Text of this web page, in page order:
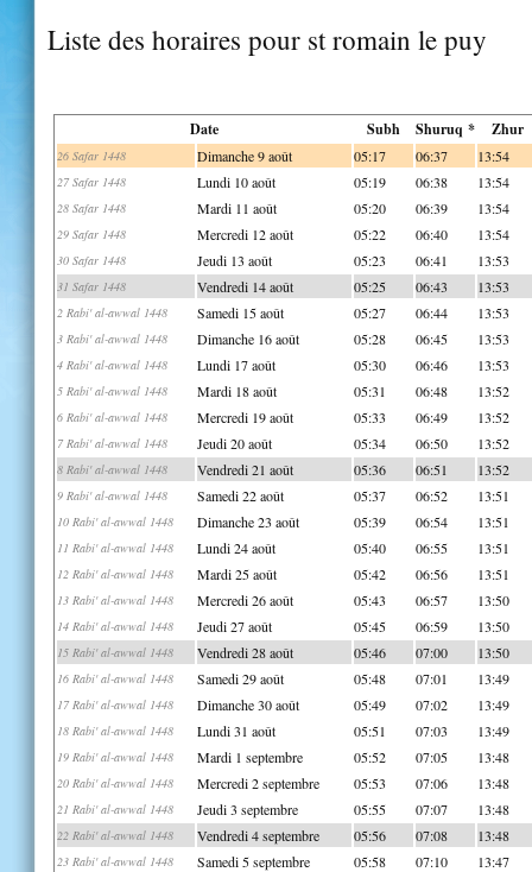
Liste des horaires pour st romain le puy
Date Subh Shuruq * Zhur
26 Safar 1448 Dimanche 9 août 05:17 06:37 13:54
27 Safar 1448 Lundi 10 août 05:19 06:38 13:54
28 Safar 1448 Mardi 11 août 05:20 06:39 13:54
29 Safar 1448 Mercredi 12 août 05:22 06:40 13:54
30 Safar 1448 Jeudi 13 août 05:23 06:41 13:53
31 Safar 1448 Vendredi 14 août 05:25 06:43 13:53
2 Rabi' al-awwal 1448 Samedi 15 août 05:27 06:44 13:53
3 Rabi' al-awwal 1448 Dimanche 16 août 05:28 06:45 13:53
4 Rabi' al-awwal 1448 Lundi 17 août 05:30 06:46 13:53
5 Rabi' al-awwal 1448 Mardi 18 août 05:31 06:48 13:52
6 Rabi' al-awwal 1448 Mercredi 19 août 05:33 06:49 13:52
7 Rabi' al-awwal 1448 Jeudi 20 août 05:34 06:50 13:52
8 Rabi' al-awwal 1448 Vendredi 21 août 05:36 06:51 13:52
9 Rabi' al-awwal 1448 Samedi 22 août 05:37 06:52 13:51
10 Rabi' al-awwal 1448 Dimanche 23 août 05:39 06:54 13:51
11 Rabi' al-awwal 1448 Lundi 24 août 05:40 06:55 13:51
12 Rabi' al-awwal 1448 Mardi 25 août 05:42 06:56 13:51
13 Rabi' al-awwal 1448 Mercredi 26 août 05:43 06:57 13:50
14 Rabi' al-awwal 1448 Jeudi 27 août 05:45 06:59 13:50
15 Rabi' al-awwal 1448 Vendredi 28 août 05:46 07:00 13:50
16 Rabi' al-awwal 1448 Samedi 29 août 05:48 07:01 13:49
17 Rabi' al-awwal 1448 Dimanche 30 août 05:49 07:02 13:49
18 Rabi' al-awwal 1448 Lundi 31 août 05:51 07:03 13:49
19 Rabi' al-awwal 1448 Mardi 1 septembre 05:52 07:05 13:48
20 Rabi' al-awwal 1448 Mercredi 2 septembre 05:53 07:06 13:48
21 Rabi' al-awwal 1448 Jeudi 3 septembre 05:55 07:07 13:48
22 Rabi' al-awwal 1448 Vendredi 4 septembre 05:56 07:08 13:48
23 Rabi' al-awwal 1448 Samedi 5 septembre 05:58 07:10 13:47